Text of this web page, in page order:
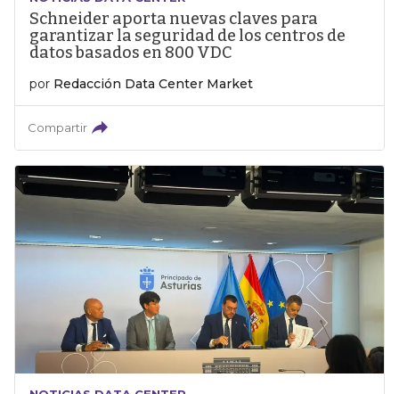
Schneider aporta nuevas claves para
garantizar la seguridad de los centros de
datos basados en 800 VDC
por Redacción Data Center Market
Compartir